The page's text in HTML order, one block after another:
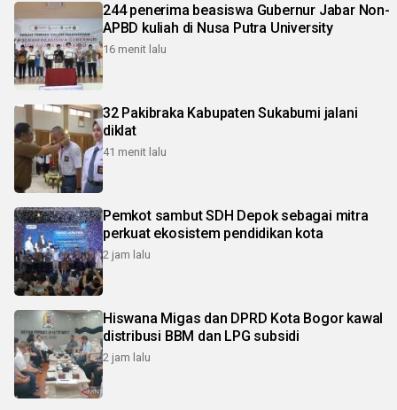
244 penerima beasiswa Gubernur Jabar Non-
APBD kuliah di Nusa Putra University
16 menit lalu
32 Pakibraka Kabupaten Sukabumi jalani
diklat
41 menit lalu
Pemkot sambut SDH Depok sebagai mitra
perkuat ekosistem pendidikan kota
2 jam lalu
Hiswana Migas dan DPRD Kota Bogor kawal
distribusi BBM dan LPG subsidi
2 jam lalu